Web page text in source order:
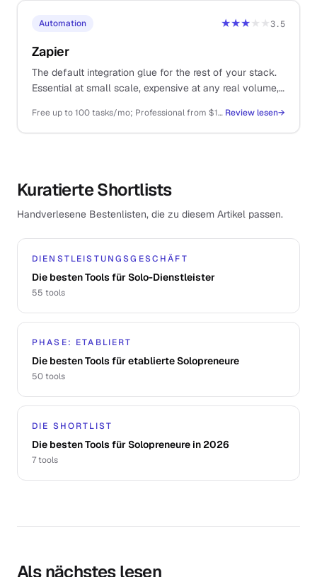
Automation ★★★★★3.5
Zapier
The default integration glue for the rest of your stack.
Essential at small scale, expensive at any real volume,
Free up to 100 tasks/mo; Professional from $19.99/mo (750 tasks); Team from $69/mo Review lesen→
Kuratierte Shortlists
Handverlesene Bestenlisten, die zu diesem Artikel passen.
DIENSTLEISTUNGSGESCHÄFT
Die besten Tools für Solo-Dienstleister
55 tools
PHASE: ETABLIERT
Die besten Tools für etablierte Solopreneure
50tools
DIE SHORTLIST
Die besten Tools für Solopreneure in 2026
7tools
Als nächstes lesen